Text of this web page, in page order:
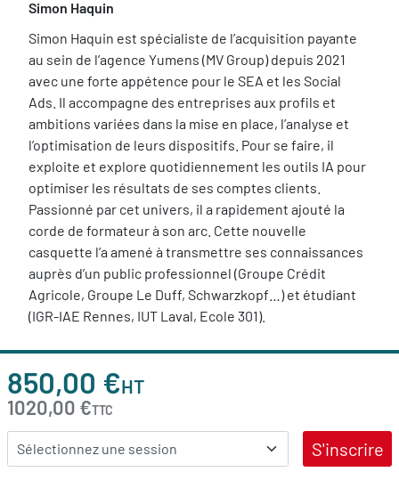
Simon Haquin
Simon Haquin est spécialiste de l’acquisition payante
au sein de l’agence Yumens (MV Group) depuis 2021
avec une forte appétence pour le SEA et les Social
Ads. Il accompagne des entreprises aux profils et
ambitions variées dans la mise en place, l’analyse et
l’optimisation de leurs dispositifs. Pour se faire, il
exploite et explore quotidiennement les outils IA pour
optimiser les résultats de ses comptes clients.
Passionné par cet univers, il a rapidement ajouté la
corde de formateur à son arc. Cette nouvelle
casquette l’a amené à transmettre ses connaissances
auprès d’un public professionnel (Groupe Crédit
Agricole, Groupe Le Duff, Schwarzkopf…) et étudiant
(IGR-IAE Rennes, IUT Laval, Ecole 301).
850,00 €HT
1020,00 €TTC
S'inscrire